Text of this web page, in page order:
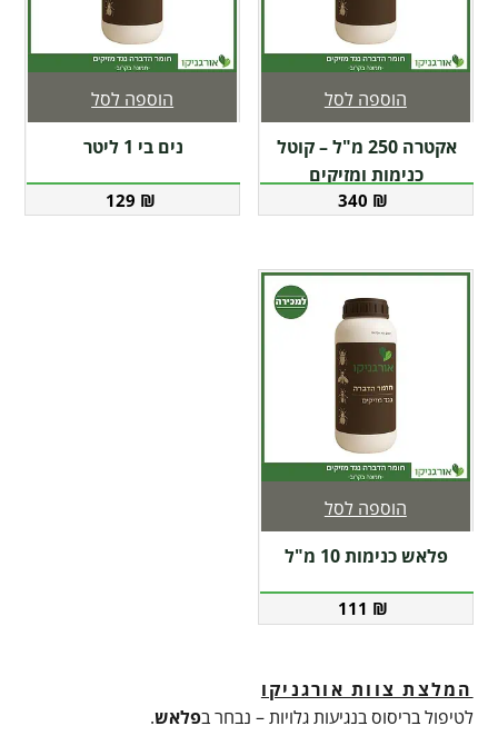
אקטרה 250 מ"ל – קוטל
כנימות ומזיקים
340 ₪
הוספה לסל
נים בי 1 ליטר
129 ₪
הוספה לסל
פלאש כנימות 10 מ"ל
111 ₪
הוספה לסל
המלצת צוות אורגניקו
לטיפול בריסוס בנגיעות גלויות – נבחר בפלאש.